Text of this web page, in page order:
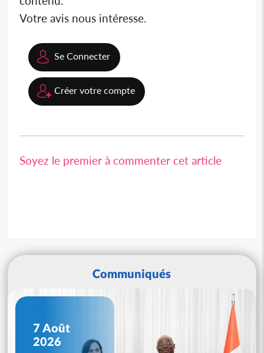
Votre avis nous intéresse.
Se Connecter
Créer votre compte
Soyez le premier à commenter cet article
Communiqués
7 Août
2026